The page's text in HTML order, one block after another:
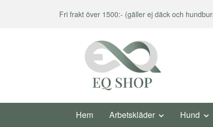
Fri frakt över 1500:- (gäller ej däck och
Hem Arbetskläder Hund